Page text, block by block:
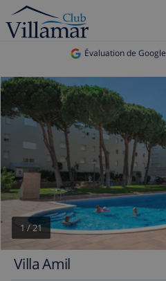
Évaluation de Google
1 /21
Villa Amil